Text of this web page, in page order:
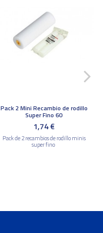
Pack 2 Mini Recambio de rodillo
Super Fino 60
1,74 €
Pack de 2 recambios de rodillo minis
super fino